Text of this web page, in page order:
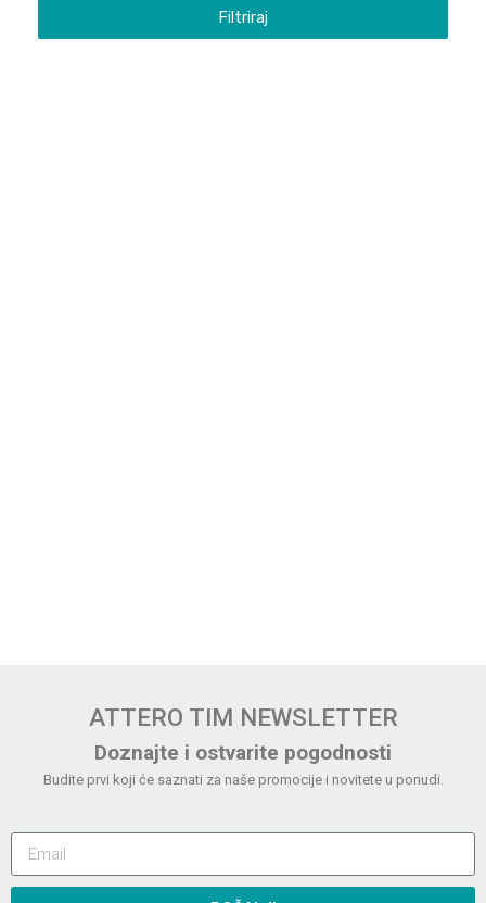
Filtriraj
ATTERO TIM NEWSLETTER
Doznajte i ostvarite pogodnosti
Budite prvi koji će saznati za naše promocije i novitete u ponudi.